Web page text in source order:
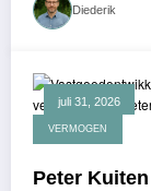
Diederik
juli 31, 2026
VERMOGEN
Peter